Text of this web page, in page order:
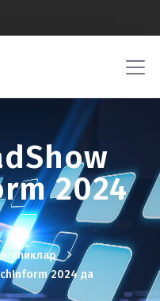
2024
2024 да